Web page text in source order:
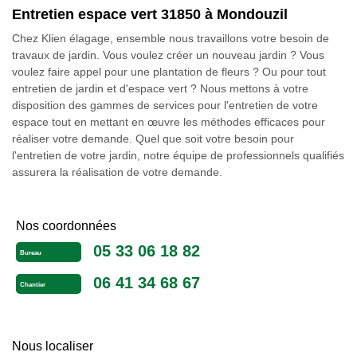
Entretien espace vert 31850 à Mondouzil
Chez Klien élagage, ensemble nous travaillons votre besoin de
travaux de jardin. Vous voulez créer un nouveau jardin ? Vous
voulez faire appel pour une plantation de fleurs ? Ou pour tout
entretien de jardin et d'espace vert ? Nous mettons à votre
disposition des gammes de services pour l'entretien de votre
espace tout en mettant en œuvre les méthodes efficaces pour
réaliser votre demande. Quel que soit votre besoin pour
l'entretien de votre jardin, notre équipe de professionnels qualifiés
assurera la réalisation de votre demande.
Nos coordonnées
Bureau 05 33 06 18 82
Chantier 06 41 34 68 67
Nous localiser